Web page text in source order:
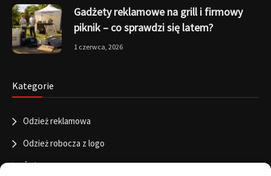
Gadżety reklamowe na grill i firmowy
piknik – co sprawdzi się latem?
1 czerwca, 2026
Kategorie
Odzież reklamowa
Odzież robocza z logo
Święta